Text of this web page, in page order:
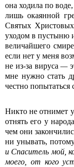
она ходила по
лишь окаянной
Святых
уходом в пустыню
величайшего
если нет у меня
не из-за вируса—
мне нужно стать
честно попытаться
Никто не отнимет
отнять его у
чем они
ни унывать,
и Спаситель мой,
моего, от кого